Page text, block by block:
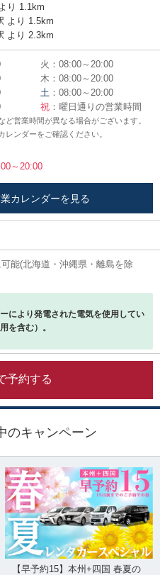
り 1.1km
より 1.5km
より 2.3km
火：08:00～20:00
木：08:00～20:00
土 ：08:00～20:00
祝 ：曜日通りの営業時間
営業時間が異なる場合がございます。
レンダーをご確認ください。
～20:00
カレンダーを見る
能(北海道・沖縄県・離島を除
により発電された電気を使用してい
を含む）。
予約する
のキャンペーン
【早予約15】本州+四国 春夏の